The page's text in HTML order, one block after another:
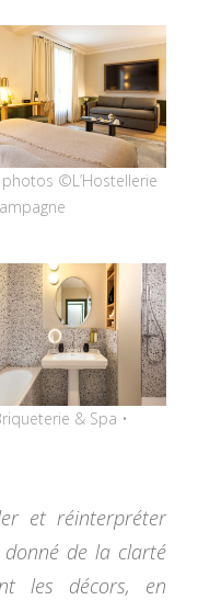
©L’Hostellerie
& Spa •
et réinterpréter
donné de la clarté
les décors, en